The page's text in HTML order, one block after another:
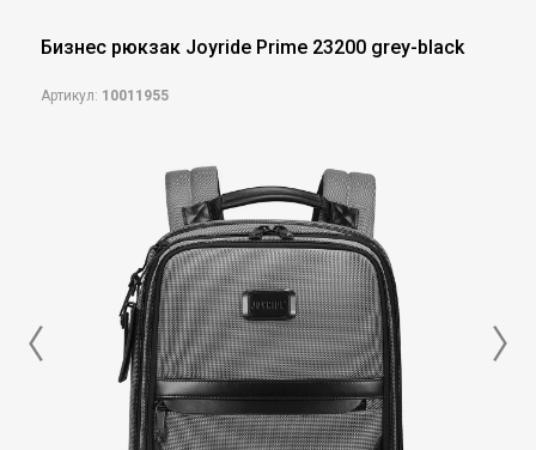
Бизнес рюкзак Joyride Prime 23200 grey-black
Артикул: 10011955